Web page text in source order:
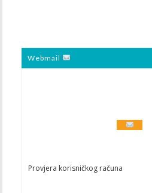
Webmail
Provjera korisničkog računa